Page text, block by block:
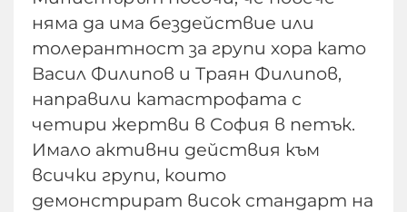
няма да има бездействие или
толерантност за групи хора като
Васил Филипов и Траян Филипов,
направили катастрофата с
четири жертви в София в петък.
Имало активни действия към
всички групи, които
демонстрират висок стандарт на